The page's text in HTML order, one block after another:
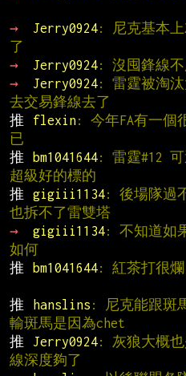
→
Jerry0924: 尼克基本上
了
→
Jerry0924: 沒囤鋒線不
→
Jerry0924: 雷霆被淘汰
去交易鋒線去了
推
flexin: 今年FA有一個
已
推
bm1041644: 雷霆#12 可
超級好的標的
推
gigiii1134: 後場隊過
也拆不了雷雙塔
→
gigiii1134: 不知道如
如何
推
bm1041644: 紅茶打很
推
hanslins : 尼克能跟斑
輸斑馬是因為chet
推
Jerry0924: 灰狼大概也
線深度夠了